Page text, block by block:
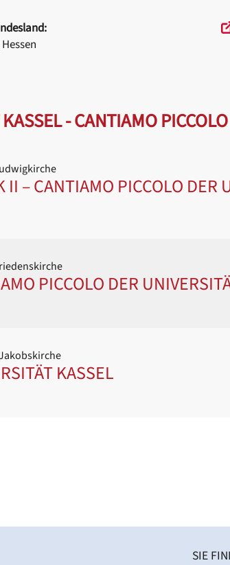
- CANTIAMO PICCOLO
– CANTIAMO PICCOLO DER
PICCOLO DER
KASSEL
SIE